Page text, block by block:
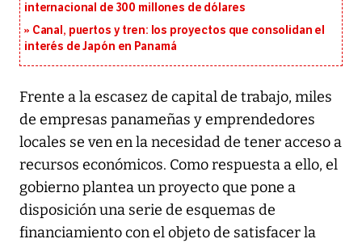
internacional de 300 millones de dólares
Canal, puertos y tren: los proyectos que consolidan el
interés de Japón en Panamá
Frente a la escasez de capital de trabajo, miles
de empresas panameñas y emprendedores
locales se ven en la necesidad de tener acceso a
recursos económicos. Como respuesta a ello, el
gobierno plantea un proyecto que pone a
disposición una serie de esquemas de
financiamiento con el objeto de satisfacer la